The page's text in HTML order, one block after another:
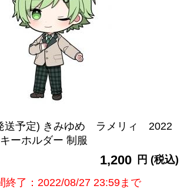
送予定) きみゆめ ラメリィ 2022
ーホルダー 制服
1,200 円 (税込)
終了：2022/08/27 23:59まで